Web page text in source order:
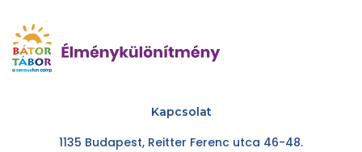
Kapcsolat
1135 Budapest, Reitter Ferenc utca 46-48.